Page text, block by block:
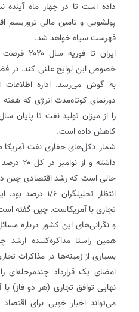
داده است تا در چهار ماه آینده
پولشویی و تامین مالی تروریسم
فهرست سیاه خواهد شد.
ایران تا
خصوص این لوایح علنی کند. در
به گوش می‌رسد. اداره اطلاعات
دورنمای کوتاه‌مدت انرژی که
کاهش داده است.
داشته و
حالی است که رشد اقتصادی
انتظار
تجاری با آمریکاست. چین گفته است
و نگرانی‌های این کشور درباره
همین راستا مذاکره‌کننده
بسیاری از زمینه‌ها در مذاکرات
امضای یک قرارداد چندمرحله‌ای
نهایی توافق تجاری (هر دو فاز)
می‌تواند اخبار خوبی برای